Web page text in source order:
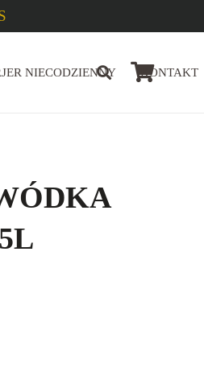
NIECODZIENNY KONTAKT